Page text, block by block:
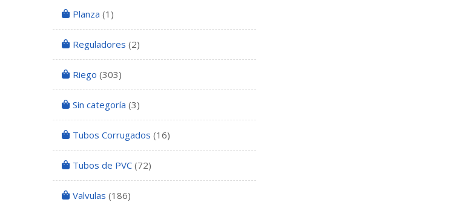
Planza (1)
Reguladores (2)
Riego (303)
Sin categoría (3)
Tubos Corrugados (16)
Tubos de PVC (72)
Valvulas (186)